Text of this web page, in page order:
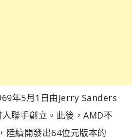
年5月1日由Jerry Sanders
聯手創立。此後，AMD不
陸續開發出64位元版本的